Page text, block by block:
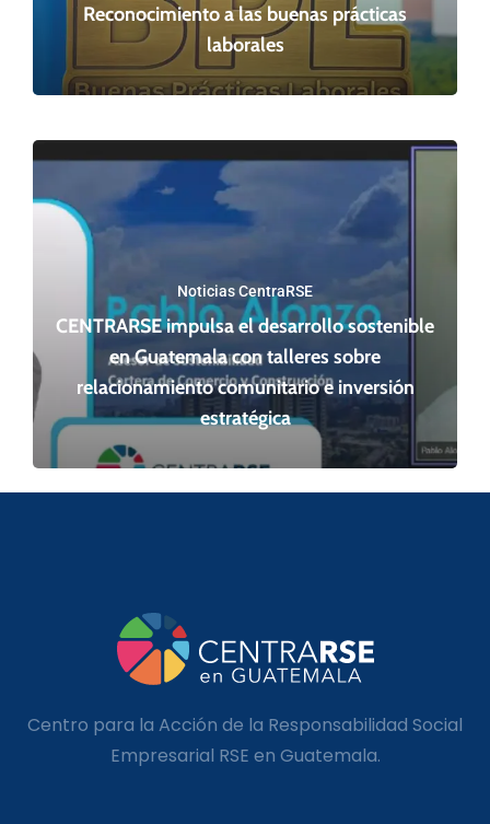
Reconocimiento a las buenas prácticas
laborales
Noticias CentraRSE
CENTRARSE impulsa el desarrollo sostenible
en Guatemala con talleres sobre
relacionamiento comunitario e inversión
estratégica
Centro para la Acción de la Responsabilidad Social
Empresarial RSE en Guatemala.